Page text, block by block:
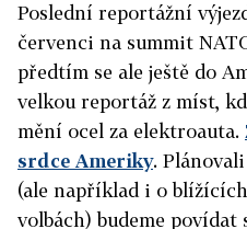
Poslední reportážní
červenci na summit
předtím se ale ještě do
velkou reportáž z míst,
mění ocel za elektroauta.
srdce Ameriky.
(ale například i o
volbách) budeme